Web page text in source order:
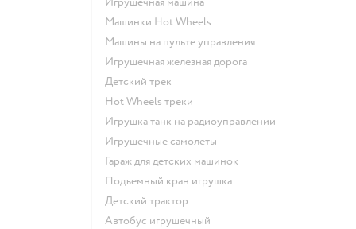
Машинки Hot Wheels
Машины на пульте управления
Игрушечная железная дорога
Детский трек
Hot Wheels треки
Игрушка танк на радиоуправлении
Игрушечные самолеты
Гараж для детских машинок
Подъемный кран игрушка
Детский трактор
Автобус игрушечный